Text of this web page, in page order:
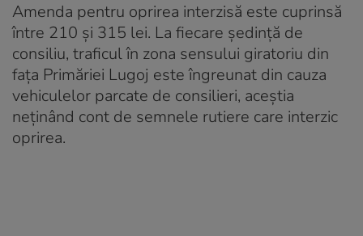
Amenda pentru oprirea interzisă este cuprinsă
între 210 şi 315 lei. La fiecare şedinţă de
consiliu, traficul în zona sensului giratoriu din
faţa Primăriei Lugoj este îngreunat din cauza
vehiculelor parcate de consilieri, aceştia
neţinând cont de semnele rutiere care interzic
oprirea.